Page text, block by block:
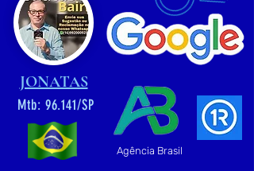
JONATAS
Mtb: 96.141/SP
Agência Brasil